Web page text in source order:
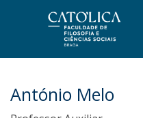
António Melo